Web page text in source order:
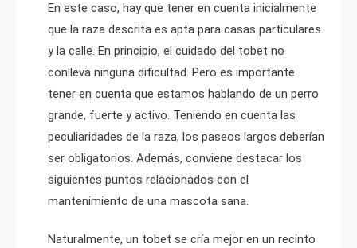
En este caso, hay que tener en cuenta inicialmente
que la raza descrita es apta para casas particulares
y la calle. En principio, el cuidado del tobet no
conlleva ninguna dificultad. Pero es importante
tener en cuenta que estamos hablando de un perro
grande, fuerte y activo. Teniendo en cuenta las
peculiaridades de la raza, los paseos largos deberían
ser obligatorios. Además, conviene destacar los
siguientes puntos relacionados con el
mantenimiento de una mascota sana.
Naturalmente, un tobet se cría mejor en un recinto